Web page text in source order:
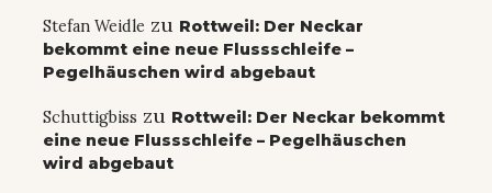
Stefan Weidle zu Rottweil: Der Neckar
bekommt eine neue Flussschleife –
Pegelhäuschen wird abgebaut
Schuttigbiss zu Rottweil: Der Neckar bekommt
eine neue Flussschleife – Pegelhäuschen
wird abgebaut